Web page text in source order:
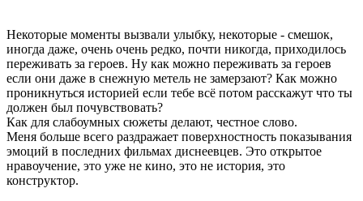
Некоторые моменты вызвали улыбку, некоторые - смешок,
иногда даже, очень очень редко, почти никогда, приходилось
переживать за героев. Ну как можно переживать за героев
если они даже в снежную метель не замерзают? Как можно
проникнуться историей если тебе всё потом расскажут что ты
должен был почувствовать?
Как для слабоумных сюжеты делают, честное слово.
Меня больше всего раздражает поверхностность показывания
эмоций в последних фильмах диснеевцев. Это открытое
нравоучение, это уже не кино, это не история, это
конструктор.